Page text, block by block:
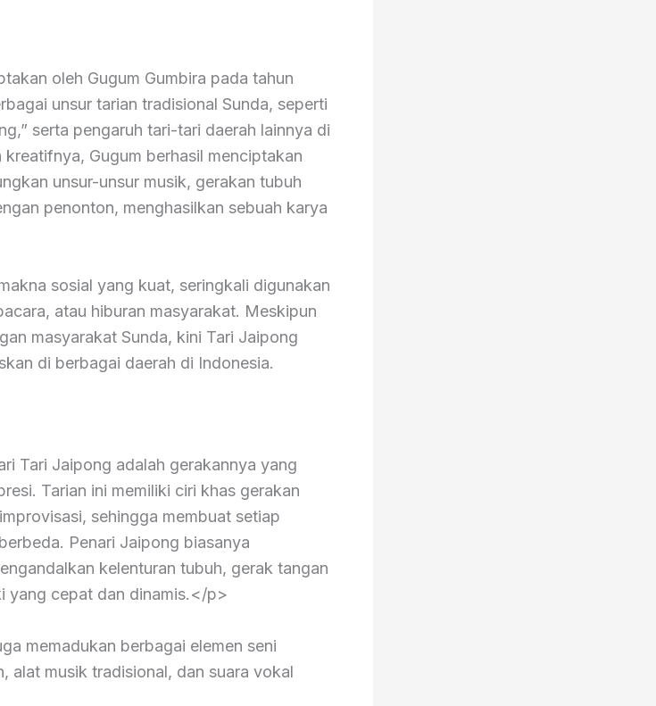
oleh Gugum Gumbira pada tahun
unsur tarian tradisional Sunda, seperti
serta pengaruh tari-tari daerah lainnya di
Gugum berhasil menciptakan
unsur-unsur musik, gerakan tubuh
penonton, menghasilkan sebuah karya
sosial yang kuat, seringkali digunakan
atau hiburan masyarakat. Meskipun
masyarakat Sunda, kini Tari Jaipong
di berbagai daerah di Indonesia.
Tari Jaipong adalah gerakannya yang
Tarian ini memiliki ciri khas gerakan
sehingga membuat setiap
Penari Jaipong biasanya
kelenturan tubuh, gerak tangan
yang cepat dan dinamis.</p>
memadukan berbagai elemen seni
alat musik tradisional, dan suara vokal